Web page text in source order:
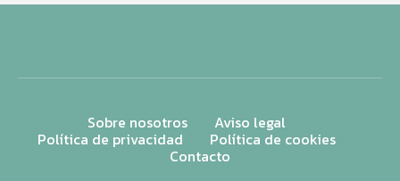
Sobre nosotros Aviso legal
Política de privacidad Política de cookies
Contacto